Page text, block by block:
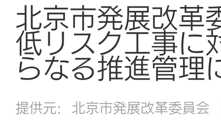
北京市発展改革
低リスク工事に
らなる推進管理
提供元: 北京市発展改革委員会